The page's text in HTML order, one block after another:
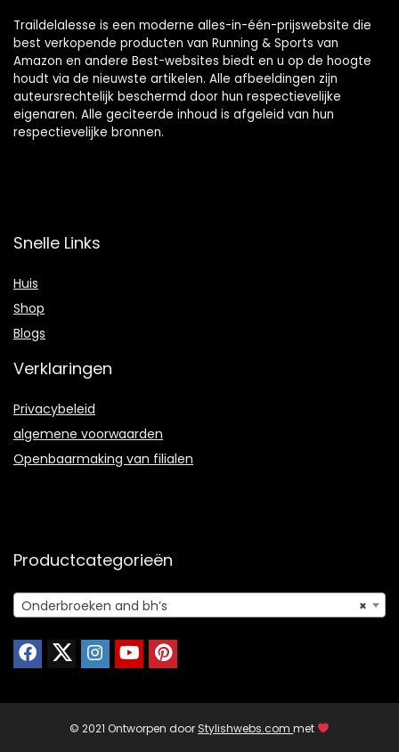
Traildelalesse is een moderne alles-in-één-prijswebsite die
best verkopende producten van Running & Sports van
Amazon en andere Best-websites biedt en u op de hoogte
houdt via de nieuwste artikelen. Alle afbeeldingen zijn
auteursrechtelijk beschermd door hun respectievelijke
eigenaren. Alle geciteerde inhoud is afgeleid van hun
respectievelijke bronnen.
Snelle Links
Huis
Shop
Blogs
Verklaringen
Privacybeleid
algemene voorwaarden
Openbaarmaking van filialen
Productcategorieën
×
Onderbroeken and bh’s
© 2021 Ontworpen door Stylishwebs.commet